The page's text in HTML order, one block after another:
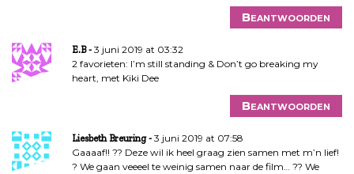
Beantwoorden
E.B
3 juni 2019 at 03:32
2 favorieten: I’m still standing & Don’t go breaking my
heart, met Kiki Dee
Beantwoorden
Liesbeth Breuring
3 juni 2019 at 07:58
Gaaaaf!! ?? Deze wil ik heel graag zien samen met m’n lief!
? We gaan veeeel te weinig samen naar de film… ?? We